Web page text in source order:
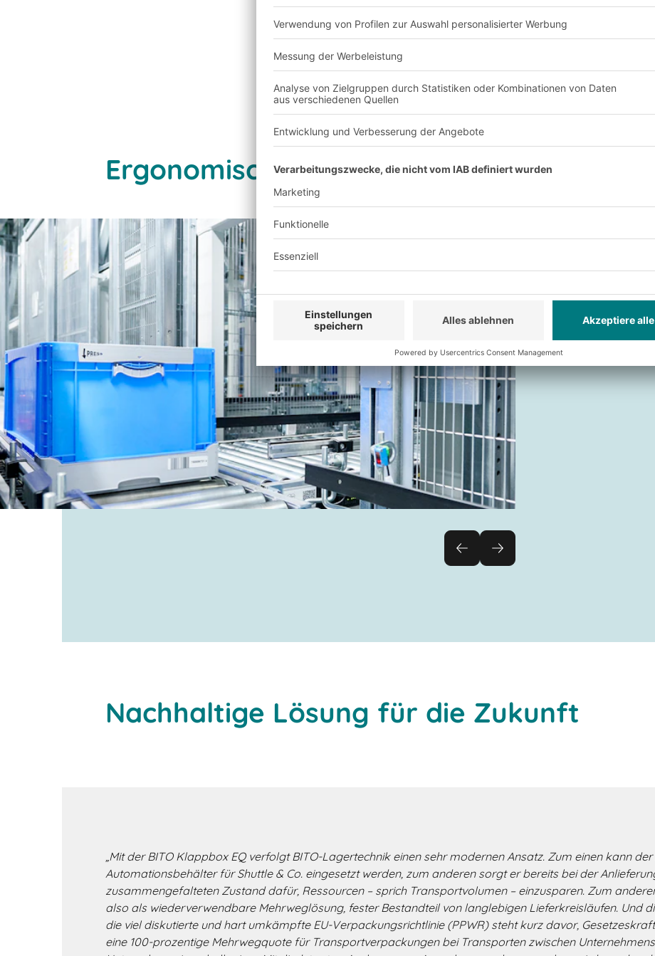
Ergonomisch und vielseitig
Nachhaltige Lösung für die Zukunft
„Mit der BITO Klappbox EQ verfolgt BITO-Lagertechnik einen sehr modernen Ansatz. Zum einen kann
Automationsbehälter für Shuttle & Co. eingesetzt werden, zum anderen sorgt er bereits bei der
zusammengefalteten Zustand dafür, Ressourcen – sprich Transportvolumen – einzusparen. Zum
also als wiederverwendbare Mehrweglösung, fester Bestandteil von langlebigen Lieferkreisläufen. Und
die viel diskutierte und hart umkämpfte EU-Verpackungsrichtlinie (PPWR) steht kurz davor,
eine 100-prozentige Mehrwegquote für Transportverpackungen bei Transporten zwischen